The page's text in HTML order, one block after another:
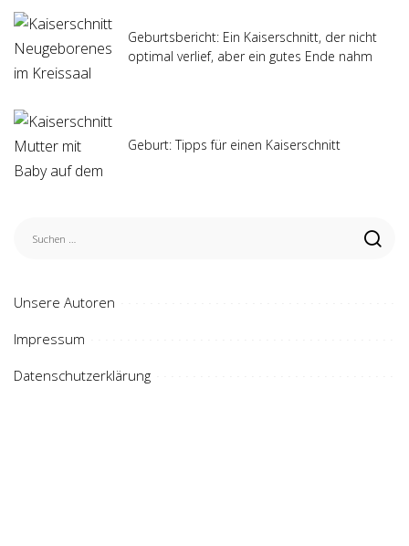
Geburtsbericht: Ein Kaiserschnitt, der nicht
optimal verlief, aber ein gutes Ende nahm
Geburt: Tipps für einen Kaiserschnitt
Unsere Autoren
Impressum
Datenschutzerklärung